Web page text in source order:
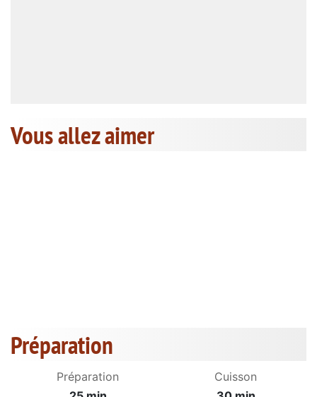
Vous allez aimer
Préparation
Préparation
Cuisson